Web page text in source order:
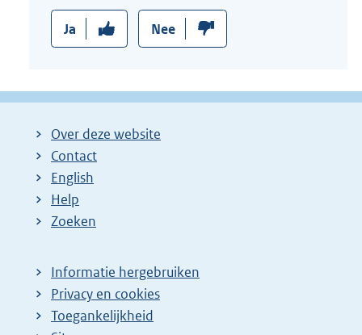
Ja Nee
Over deze website
Contact
English
Help
Zoeken
Informatie hergebruiken
Privacy en cookies
Toegankelijkheid